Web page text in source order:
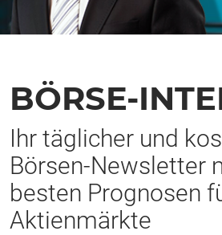
BÖRSE-
Ihr täglicher und
Börsen-Newsletter
besten Prognosen
Aktienmärkte